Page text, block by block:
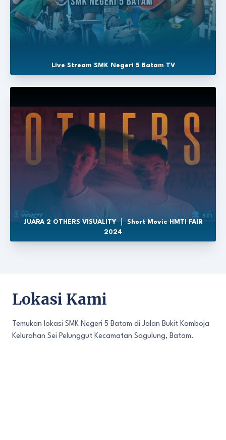
Live Stream SMK Negeri 5 Batam TV
JUARA 2 OTHERS VISUALITY ｜ Short Movie HMTI FAIR
2024
Lokasi Kami
Temukan lokasi SMK Negeri 5 Batam di Jalan Bukit Kamboja
Kelurahan Sei Pelunggut Kecamatan Sagulung, Batam.